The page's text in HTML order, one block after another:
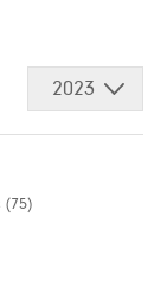
2023
(75)